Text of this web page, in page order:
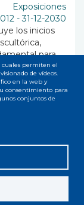
Exposiciones
-31-12-2030
los inicios
para
de sus
obra, creada
Mapa web
cuales permiten el
de vídeos.
en la web y
consentimiento para
conjuntos de